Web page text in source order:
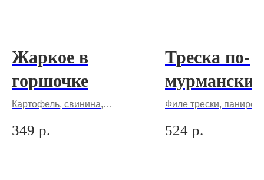
Жаркое в
горшочке
Картофель, свинина,
чеснок
349 р.
Треска по-
мурмански
и дольками
Филе трески,
лук, сметана, чеснок
524 р.